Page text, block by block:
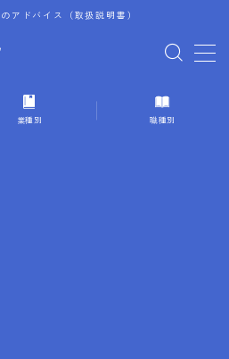
アドバイス（取扱説明書）
業種別 職種別